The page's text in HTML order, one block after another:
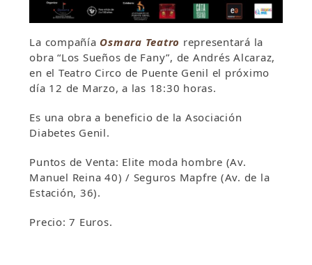
La compañía Osmara Teatro representará la
obra “Los Sueños de Fany”, de Andrés Alcaraz,
en el Teatro Circo de Puente Genil el próximo
día 12 de Marzo, a las 18:30 horas.
Es una obra a beneficio de la Asociación
Diabetes Genil.
Puntos de Venta: Elite moda hombre (Av.
Manuel Reina 40) / Seguros Mapfre (Av. de la
Estación, 36).
Precio: 7 Euros.